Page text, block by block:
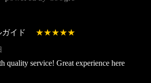
ガイド
quality service! Great experience here